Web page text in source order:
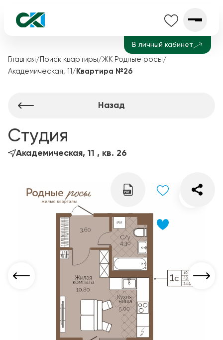
В личный кабинет
Главная/ Поиск квартиры/ЖК Родные росы/
Академическая, 11 / Квартира №26
Назад
Студия
Академическая, 11 , кв. 26